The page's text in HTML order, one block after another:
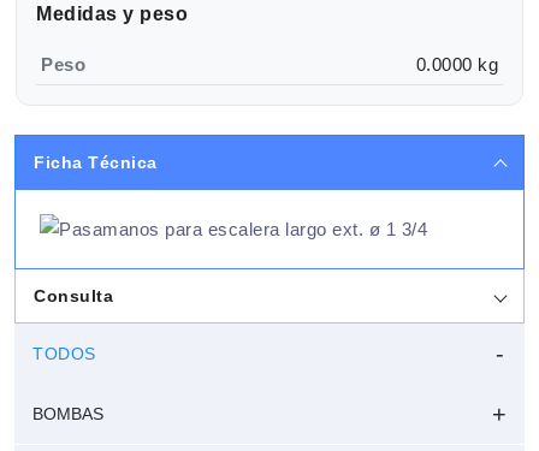
Medidas y peso
Peso 0.0000 kg
Ficha Técnica
Consulta
TODOS
BOMBAS